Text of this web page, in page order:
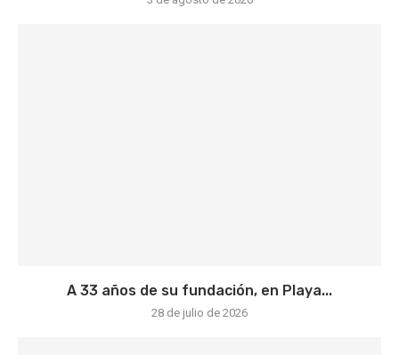
A 33 años de su fundación, en Playa...
28 de julio de 2026